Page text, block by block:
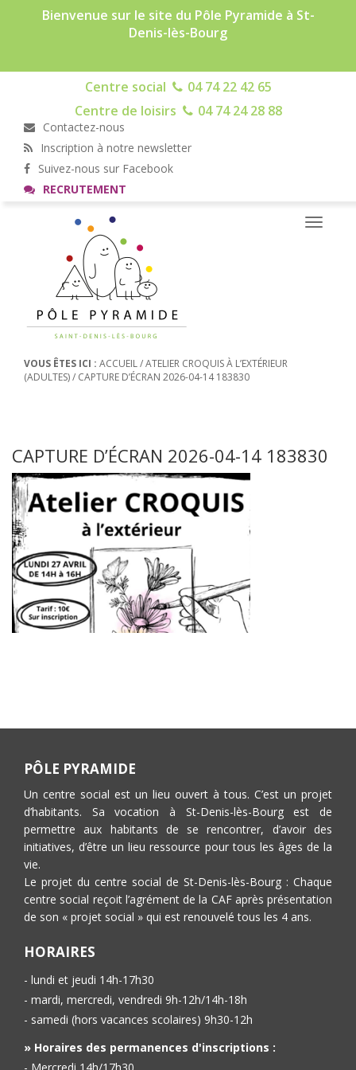
Bienvenue sur le site du Pôle Pyramide à St-
Denis-lès-Bourg
Centre social
04 74 22 42 65
Centre de loisirs
04 74 24 28 88
Contactez-nous
Inscription à notre newsletter
Suivez-nous sur Facebook
RECRUTEMENT
Toggle
VOUS ÊTES ICI : ACCUEIL/ATELIER CROQUIS À L’EXTÉRIEUR
(ADULTES)/ CAPTURE D’ÉCRAN 2026-04-14 183830
CAPTURE D’ÉCRAN 2026-04-14 183830
PÔLE PYRAMIDE
Un centre social est un lieu ouvert à tous. C’est un projet
d’habitants. Sa vocation à St-Denis-lès-Bourg est de
permettre aux habitants de se rencontrer, d’avoir des
initiatives, d’être un lieu ressource pour tous les âges de la
vie.
Le projet du centre social de St-Denis-lès-Bourg : Chaque
centre social reçoit l’agrément de la CAF après présentation
de son « projet social » qui est renouvelé tous les 4 ans.
HORAIRES
- lundi et jeudi 14h-17h30
- mardi, mercredi, vendredi 9h-12h/14h-18h
- samedi (hors vacances scolaires) 9h30-12h
» Horaires des permanences d'inscriptions :